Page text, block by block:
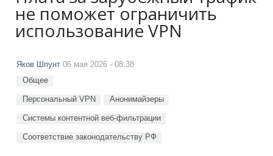
не поможет ограничить
использование VPN
Яков Шпунт 06 мая 2026 - 08:38
Общее
Персональный VPN Анонимайзеры
Системы контентной веб-фильтрации
Соответствие законодательству РФ